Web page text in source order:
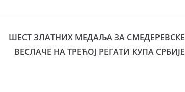
ШЕСТ ЗЛАТНИХ МЕДАЉА ЗА СМЕДЕРЕВСКЕ
ВЕСЛАЧЕ НА ТРЕЋОЈ РЕГАТИ КУПА СРБИЈЕ